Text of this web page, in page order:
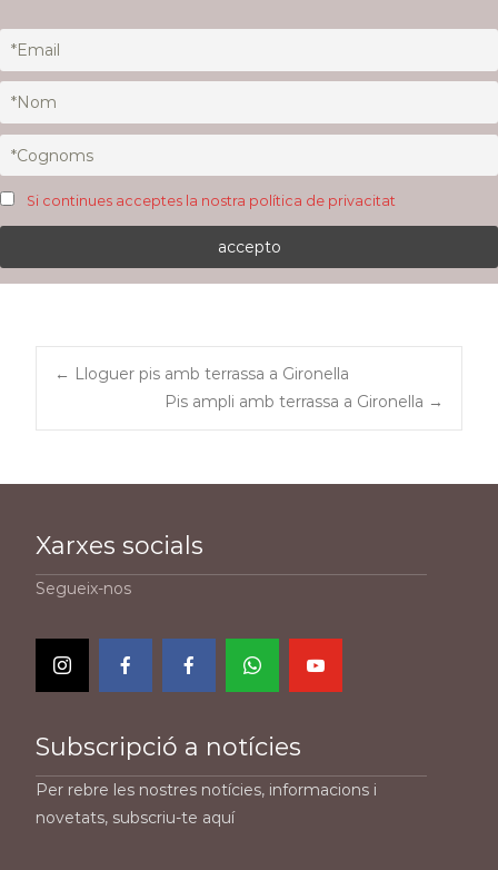
Si continues acceptes la nostra política de privacitat
Post
← Lloguer pis amb terrassa a Gironella
Pis ampli amb terrassa a Gironella →
Xarxes socials
Segueix-nos
Subscripció a notícies
Per rebre les nostres notícies, informacions i
novetats, subscriu-te aquí